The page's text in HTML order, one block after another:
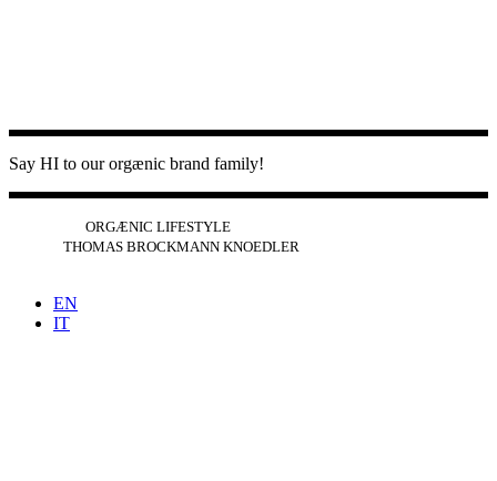
Say HI to our orgænic brand family!
ORGÆNIC LIFESTYLE
THOMAS BROCKMANN KNOEDLER
EN
IT